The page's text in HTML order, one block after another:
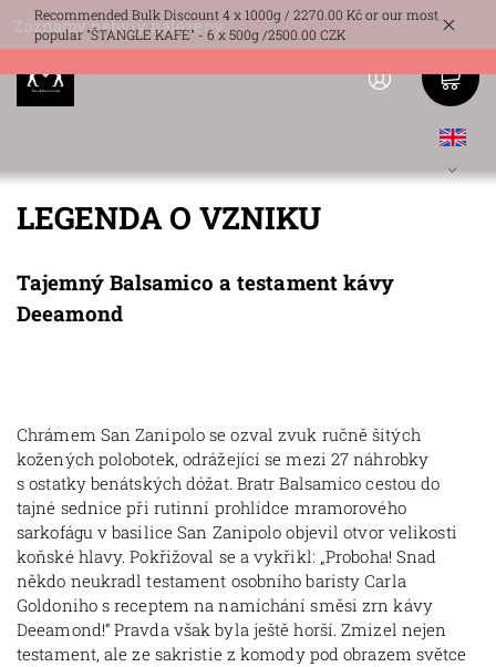
Recommended Bulk Discount 4 x 1000g / 2270.00 Kč or our most
popular "ŠTANGLE KAFE" - 6 x 500g /2500.00 CZK
LEGENDA O VZNIKU
Tajemný Balsamico a testament kávy
Deeamond
Chrámem San Zanipolo se ozval zvuk ručně šitých
kožených polobotek, odrážející se mezi 27 náhrobky
s ostatky benátských dóžat. Bratr Balsamico cestou do
tajné sednice při rutinní prohlídce mramorového
sarkofágu v basilice San Zanipolo objevil otvor velikosti
koňské hlavy. Pokřižoval se a vykřikl: „Proboha! Snad
někdo neukradl testament osobního baristy Carla
Goldoniho s receptem na namíchání směsi zrn kávy
Deeamond!“ Pravda však byla ještě horší. Zmizel nejen
testament, ale ze sakristie z komody pod obrazem světce
Záznamy nebyly nalezeny...